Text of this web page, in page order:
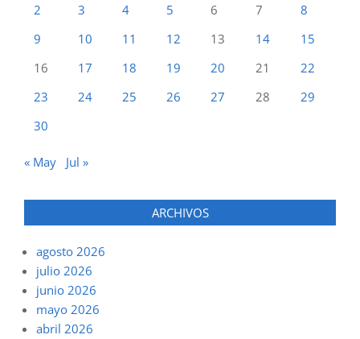
2
3 4 5 6 7
8
9
10 11 12 13 14
15
16
17 18 19 20 21
22
23
24 25 26 27 28
29
30
« May Jul »
ARCHIVOS
agosto 2026
julio 2026
junio 2026
mayo 2026
abril 2026